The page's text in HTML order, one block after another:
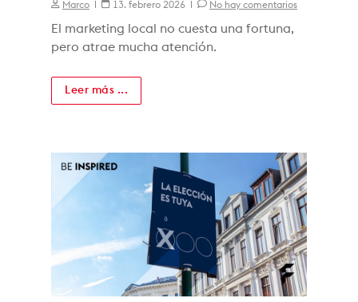
Marco 13. febrero 2026 No hay comentarios
El marketing local no cuesta una fortuna,
pero atrae mucha atención.
Leer más ...